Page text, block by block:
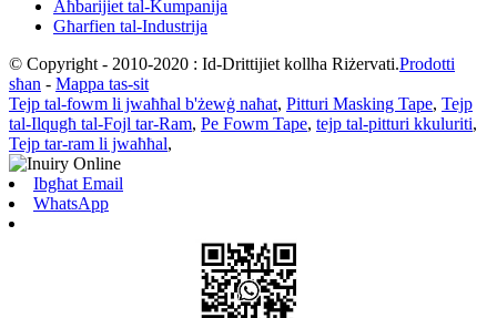
Aħbarijiet tal-Kumpanija
Għarfien tal-Industrija
© Copyright - 2010-2020 : Id-Drittijiet kollha Riżervati.Prodotti
sħan - Mappa tas-sit
Tejp tal-fowm li jwaħħal b'żewġ naħat, Pitturi Masking Tape, Tejp
tal-Ilqugħ tal-Fojl tar-Ram, Pe Fowm Tape, tejp tal-pitturi kkuluriti,
Tejp tar-ram li jwaħħal,
Ibgħat Email
WhatsApp